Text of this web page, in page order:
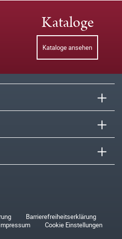
Kataloge
Kataloge ansehen
Barrierefreiheitserklärung
Cookie Einstellungen